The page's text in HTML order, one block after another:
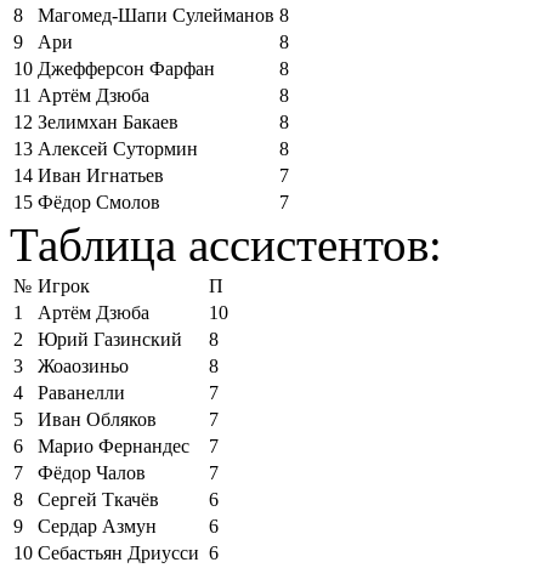
8
Магомед-Шапи Сулейманов 8
9
Ари
8
10 Джефферсон Фарфан
8
11 Артём Дзюба
8
12 Зелимхан Бакаев
8
13 Алексей Сутормин
8
14 Иван Игнатьев
7
15 Фёдор Смолов 7
Таблица ассистентов:
№ Игрок
П
1
Артём Дзюба
10
2
Юрий Газинский
8
3
Жоаозиньо
8
4
Раванелли
7
5
Иван Обляков
7
6
Марио Фернандес
7
7
Фёдор Чалов
7
8
Сергей Ткачёв
6
9
Сердар Азмун
6
10 Себастьян Дриусси 6